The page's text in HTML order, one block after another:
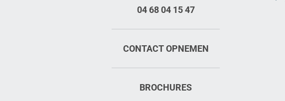
04 68 04 15 47
CONTACT OPNEMEN
BROCHURES